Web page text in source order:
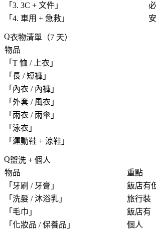
「 3. 3C + 文件 」
「 4. 車用 + 急救 」
衣物清單（7 天）
物品
「 T 恤 / 上衣 」
「 長 / 短褲 」
「 內衣 / 內褲 」
「 外套 / 風衣 」
「 雨衣 / 雨傘 」
「 泳衣 」
「 運動鞋 + 涼鞋 」
盥洗 + 個人
物品
重點
「 牙刷 / 牙膏 」
飯店有
「 洗髮 / 沐浴乳 」
旅行裝
「 毛巾 」
飯店有
「 化妝品 / 保養品 」
個人